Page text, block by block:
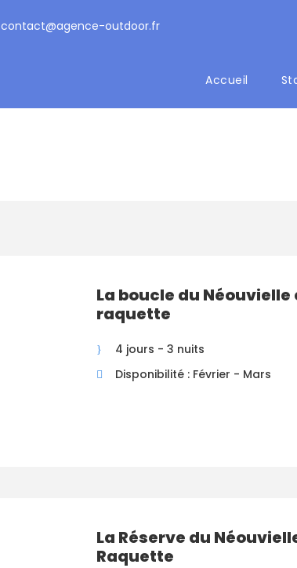
contact@agence-outdoor.fr
Accueil
La boucle du Néouvielle
raquette
4 jours - 3 nuits
Disponibilité : Février - Mars
La Réserve du
Raquette